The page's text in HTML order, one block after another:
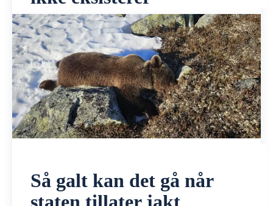
Så galt kan det gå når